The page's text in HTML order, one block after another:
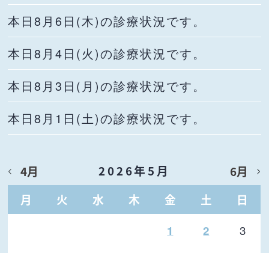
本日8月6日(木)の診療状況です。
本日8月4日(火)の診療状況です。
本日8月3日(月)の診療状況です。
本日8月1日(土)の診療状況です。
2026年5月
月
火 水 木 金 土 日
4月 6月
1 2
3